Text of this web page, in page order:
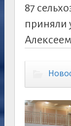
87
приняли